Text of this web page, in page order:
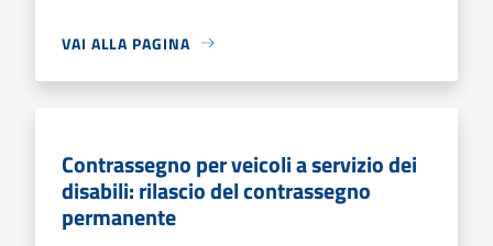
VAI ALLA PAGINA
Contrassegno per veicoli a servizio dei
disabili: rilascio del contrassegno
permanente